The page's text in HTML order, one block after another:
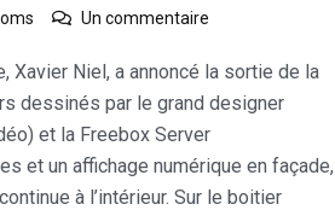
Un commentaire
annonce
révolution
la
Freebox
Xavier Niel, a annoncé la sortie de la
dessinés par le grand designer
et la Freebox Server
et un affichage numérique en façade,
à l’intérieur. Sur le boitier